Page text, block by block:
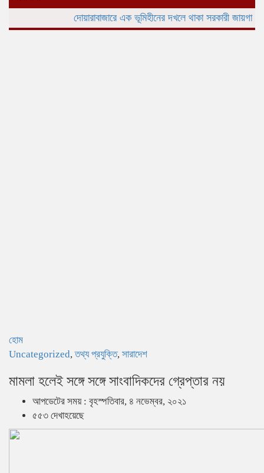
দোয়ারাবাজারে এক ভূমিহীনের দখলে থাকা সরকারী জায়গা
হোম
Uncategorized,তথ্য প্রযুক্তি, সারাদেশ
মামলা হলেই সঙ্গে সঙ্গে সাংবাদিকদের গ্রেপ্তার নয়
আপডেটের সময় : বৃহস্পতিবার, ৪ নভেম্বর, ২০২১
৫৫৩ দেখাহয়েছে